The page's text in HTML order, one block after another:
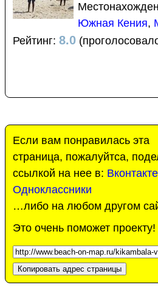
Южная Кения,
Рейтинг: 8.0
Если вам понравилась эта
страница, пожалуйтса,
ссылкой на нее в: Вконтакте
Одноклассники
…либо на любом другом
Это очень поможет проекту!
Копировать адрес страницы